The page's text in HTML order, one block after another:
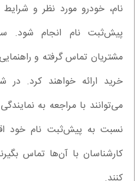
نام، خودرو مورد نظر و
پیش‌ثبت‌ نام انجام شود.
مشتریان تماس گرفته و
خرید ارائه خواهند کرد. در
می‌توانند با مراجعه به
نسبت به پیش‌ثبت نام خود
کارشناسان با آن‌ها تماس